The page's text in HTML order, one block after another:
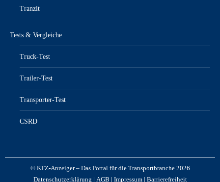
Tranzit
Tests & Vergleiche
Truck-Test
Trailer-Test
Transporter-Test
CSRD
© KFZ-Anzeiger – Das Portal für die Transportbranche 2026
Datenschutzerklärung | AGB | Impressum| Barrierefreiheit